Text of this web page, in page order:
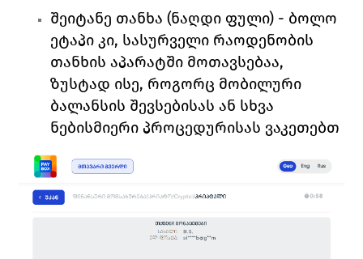
შეიტანე თანხა (ნაღდი ფული) - ბოლო
ეტაპი კი, სასურველი რაოდენობის
თანხის აპარატში მოთავსებაა,
ზუსტად ისე, როგორც მობილური
ბალანსის შევსებისას ან სხვა
ნებისმიერი პროცედურისას ვაკეთებთ